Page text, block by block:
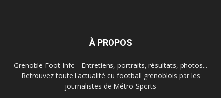
À PROPOS
Grenoble Foot Info - Entretiens, portraits, résultats, photos...
Retrouvez toute l'actualité du football grenoblois par les
journalistes de Métro-Sports